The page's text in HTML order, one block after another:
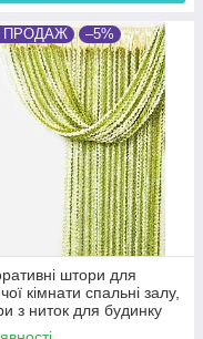
ПРОДАЖ –5%
штори для
кімнати спальні залу,
з ниток для будинку
вітальні Зелено-